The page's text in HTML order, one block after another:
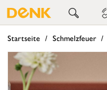
Startseite Schmelzfeuer